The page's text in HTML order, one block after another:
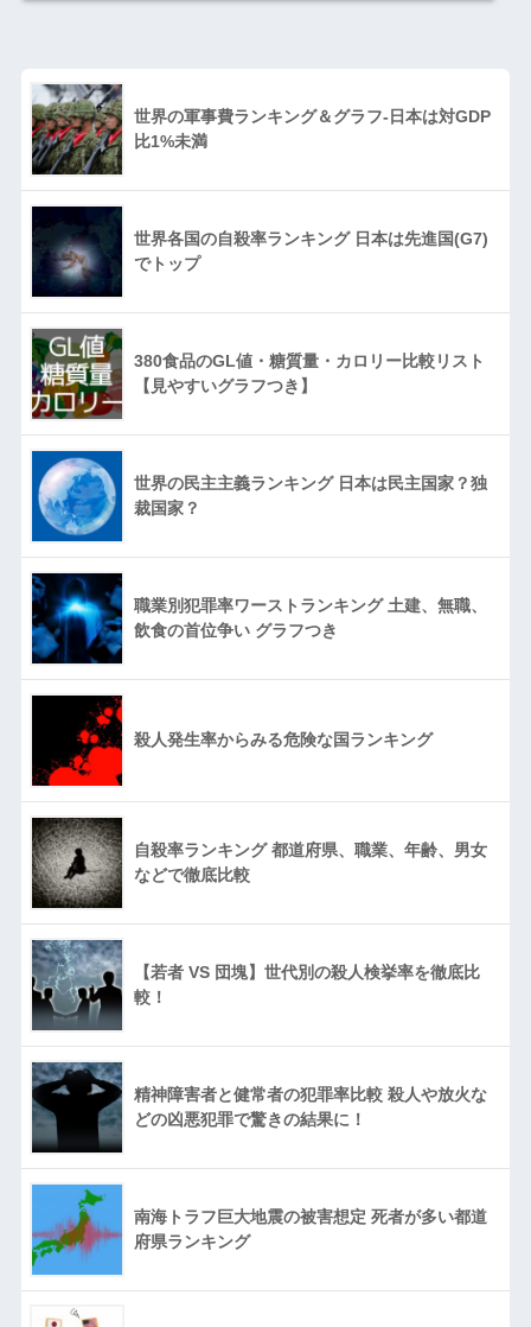
世界の軍事費ランキング＆グラフ-日本は対GDP
比1%未満
世界各国の自殺率ランキング 日本は先進国(G7)
でトップ
380食品のGL値・糖質量・カロリー比較リスト
【見やすいグラフつき】
世界の民主主義ランキング 日本は民主国家？独
裁国家？
職業別犯罪率ワーストランキング 土建、無職、
飲食の首位争い グラフつき
殺人発生率からみる危険な国ランキング
自殺率ランキング 都道府県、職業、年齢、男女
などで徹底比較
【若者 VS 団塊】世代別の殺人検挙率を徹底比
較！
精神障害者と健常者の犯罪率比較 殺人や放火な
どの凶悪犯罪で驚きの結果に！
南海トラフ巨大地震の被害想定 死者が多い都道
府県ランキング